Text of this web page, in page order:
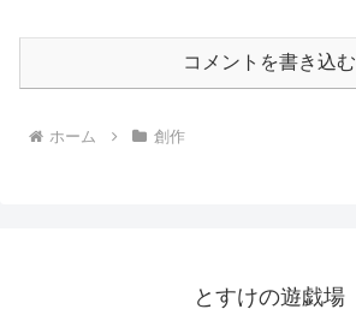
コメントを書き込む
ホーム 創作
とすけの遊戯場